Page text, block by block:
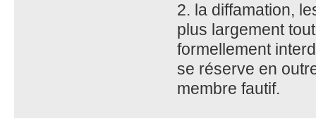
2. la diffamation,
plus largement
formellement
se réserve en
membre fautif.